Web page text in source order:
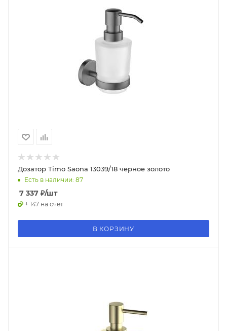
Дозатор Timo Saona 13039/18 черное золото
Есть в наличии: 87
7 337 ₽/шт
+ 147 на счет
В КОРЗИНУ